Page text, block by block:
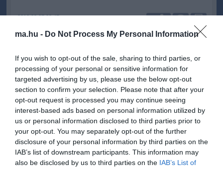
ma.hu - Do Not Process My Personal Information
If you wish to opt-out of the sale, sharing to third parties, or
processing of your personal or sensitive information for
targeted advertising by us, please use the below opt-out
section to confirm your selection. Please note that after your
opt-out request is processed you may continue seeing
interest-based ads based on personal information utilized by
us or personal information disclosed to third parties prior to
your opt-out. You may separately opt-out of the further
disclosure of your personal information by third parties on the
IAB’s list of downstream participants. This information may
also be disclosed by us to third parties on the IAB’s List of
2012.03.27 23:47
A kínai média keddi jelentése szerint az országosan általában
tízévente egyszer sorra kerülő számbavétel során a szakemberek
igyekeznek feltérképezni, hogy hol és hány veszélyeztetett
óriáspanda élhet vadon. A helyszín a pandák egyik legismertebb
élőhelye, a Csinling (Qinling) hegység.
A felmérést végzők hónapokig készültek a feladat végrehajtására,
többek közt a kutatást és számlálást végző 600 fős csapat
oktatásával, illetve kiképzésével. A munkával várhatóan 2013
októberében végeznek.
Ez a negyedik országos pandaösszeírás Kínában, amióta az 1970-